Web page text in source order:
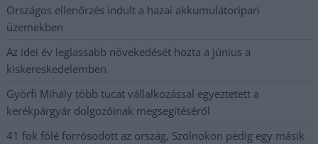
Országos ellenőrzés indult a hazai akkumulátoripari
üzemekben
Az idei év leglassabb növekedését hozta a június a
kiskereskedelemben
Györfi Mihály több tucat vállalkozással egyeztetett a
kerékpárgyár dolgozóinak megsegítéséről
41 fok fölé forrósodott az ország, Szolnokon pedig egy másik